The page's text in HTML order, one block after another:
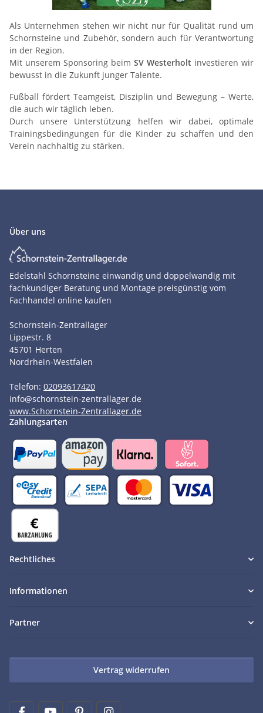
Als Unternehmen stehen wir nicht nur für Qualität rund um
Schornsteine und Zubehör, sondern auch für Verantwortung
in der Region.
Mit unserem Sponsoring beim SV Westerholt investieren wir
bewusst in die Zukunft junger Talente.
Fußball fördert Teamgeist, Disziplin und Bewegung – Werte,
die auch wir täglich leben.
Durch unsere Unterstützung helfen wir dabei, optimale
Trainingsbedingungen für die Kinder zu schaffen und den
Verein nachhaltig zu stärken.
Über uns
Edelstahl Schornsteine einwandig und doppelwandig mit
fachkundiger Beratung und Montage preisgünstig vom
Fachhandel online kaufen
Schornstein-Zentrallager
Lippestr. 8
45701 Herten
Nordrhein-Westfalen
Telefon: 02093617420
info@schornstein-zentrallager.de
www.Schornstein-Zentrallager.de
Zahlungsarten
Rechtliches
Informationen
Partner
Vertrag widerrufen